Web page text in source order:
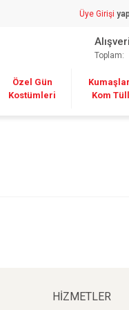
Üye Girişi
Toplam:
Özel Gün
Kostümleri
Kom
HİZMETLER